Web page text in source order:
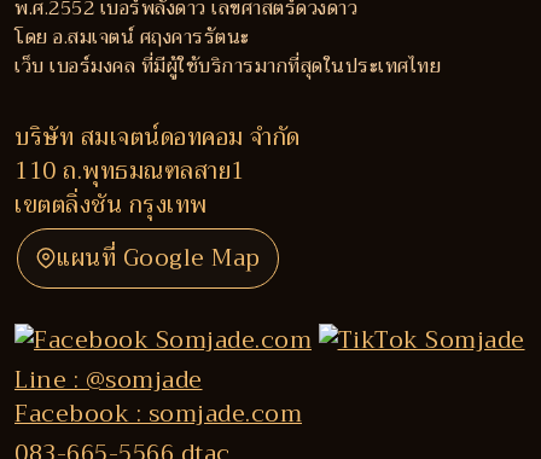
พ.ศ.2552 เบอร์พลังดาว เลขศาสตร์ดวงดาว
โดย อ.สมเจตน์ ศฤงคารรัตนะ
เว็บ เบอร์มงคล ที่มีผู้ใช้บริการมากที่สุดในประเทศไทย
บริษัท สมเจตน์ดอทคอม จำกัด
110 ถ.พุทธมณฑลสาย1
เขตตลิ่งชัน กรุงเทพ
แผนที่ Google Map
Line : @somjade
Facebook : somjade.com